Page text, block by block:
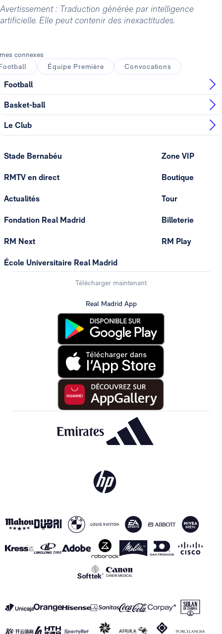
Avertissement : Traduction générée par intelligence
artificielle. Elle peut contenir des inexactitudes.
connexes
Équipe Première Convocations
Football
Basket-ball
Le Club
Stade Bernabéu
RMTV en direct
Actualités
Fondation Real Madrid
RM Next
École Universitaire Real Madrid
Zone VIP
Boutique
Tour
Billeterie
RM Play
Télécharger maintenant
Real Madrid App